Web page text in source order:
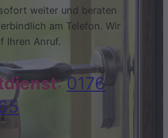
weiter und beraten
am Telefon. Wir
Ihren Anruf.
:0176